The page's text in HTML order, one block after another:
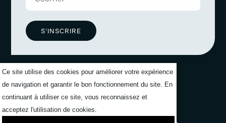
S'INSCRIRE
Ce site utilise des cookies pour améliorer votre expérience
de navigation et garantir le bon fonctionnement du site. En
continuant à utiliser ce site, vous reconnaissez et
acceptez l'utilisation de cookies.